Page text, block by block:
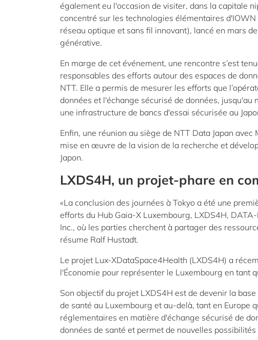
également eu l'occasion de visiter, dans la capitale
concentré sur les technologies élémentaires
réseau optique et sans fil innovant), lancé en mars
générative.
En marge de cet événement, une rencontre s’est
responsables des efforts autour des espaces de
NTT. Elle a permis de mesurer les efforts que
données et l'échange sécurisé de données,
une infrastructure de bancs d'essai sécurisée au
Enfin, une réunion au siège de NTT Data Japan
mise en œuvre de la vision de la recherche et
Japon.
LXDS4H, un projet-phare en
«La conclusion des journées à Tokyo a été une
efforts du Hub Gaia-X Luxembourg, LXDS4H,
Inc., où les parties cherchent à partager des
résume Ralf Hustadt.
Le projet Lux-XDataSpace4Health (LXDS4H) a
l'Économie pour représenter le Luxembourg en tant
Son objectif du projet LXDS4H est de devenir la
de santé au Luxembourg et au-delà, tant en Europe
réglementaires en matière d'échange sécurisé de
données de santé et permet de nouvelles